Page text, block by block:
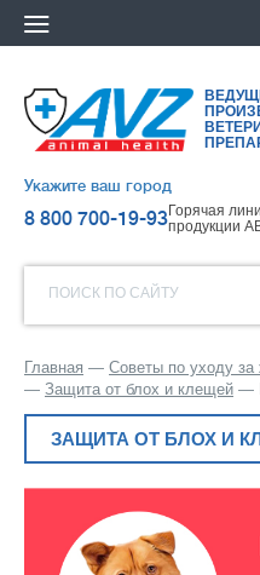
Укажите ваш город
8 800 700-19-93Горячая
продукции
ПОИСК ПО САЙТУ
Главная Советы по уходу
Защита от блох и клещей
ЗАЩИТА ОТ БЛОХ И